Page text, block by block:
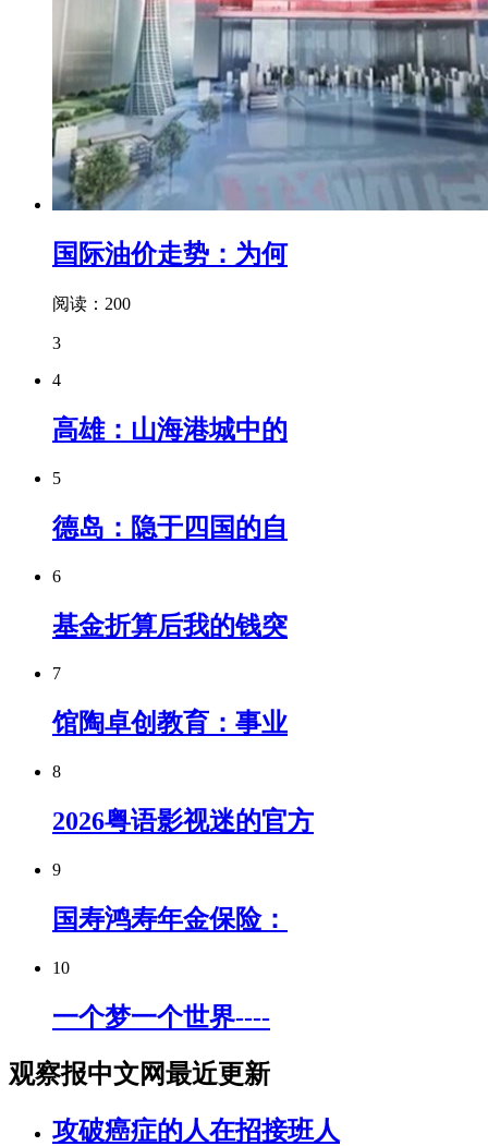
国际油价走势：为何
阅读：200
3
4
高雄：山海港城中的
5
德岛：隐于四国的自
6
基金折算后我的钱突
7
馆陶卓创教育：事业
8
2026粤语影视迷的官方
9
国寿鸿寿年金保险：
10
一个梦一个世界----
观察报中文网最近更新
攻破癌症的人在招接班人